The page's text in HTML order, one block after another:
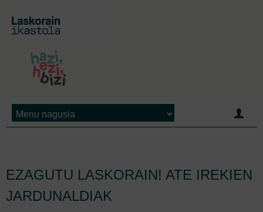
EZAGUTU LASKORAIN! ATE IREKIEN
JARDUNALDIAK